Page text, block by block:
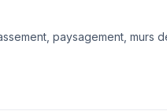
paysagement, murs